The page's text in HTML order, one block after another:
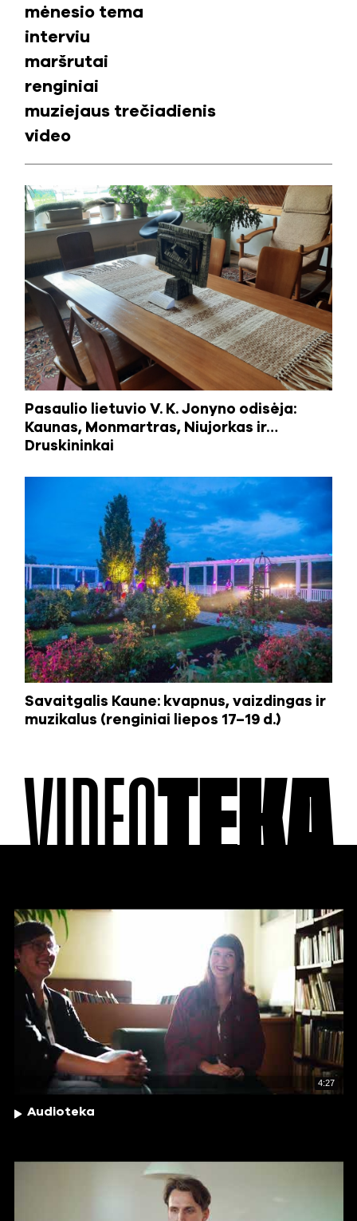
Pasaulio lietuvio V. K. Jonyno odisėja:
Kaunas, Monmartras, Niujorkas ir…
Druskininkai
Savaitgalis Kaune: kvapnus, vaizdingas ir
muzikalus (renginiai liepos 17–19 d.)
mėnesio tema
interviu
maršrutai
renginiai
muziejaus trečiadienis
video
VIDEOTEKA
4:27
Audioteka